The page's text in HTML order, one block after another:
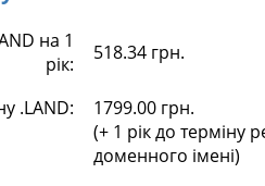
на 1
рік:
518.34 грн.
.LAND:
1799.00 грн.
(+ 1 рік до терміну
доменного імені)